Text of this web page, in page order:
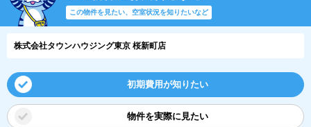
この物件を見たい、空室状況を知りたいなど
株式会社タウンハウジング東京 桜新町店
初期費用が知りたい
物件を実際に見たい